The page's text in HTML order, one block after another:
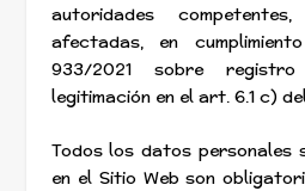
autoridades
afectadas, en
933/2021 sobre
legitimación en el art. 6.1 c)
Todos los datos personales
en el Sitio Web son